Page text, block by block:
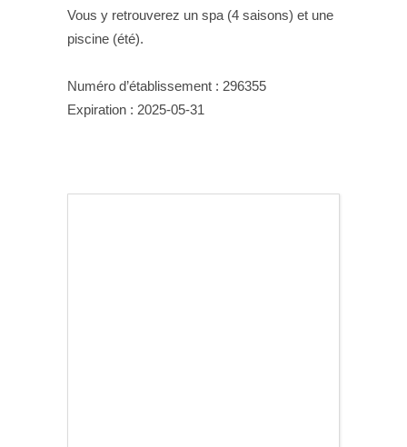
Vous y retrouverez un spa (4 saisons) et une
piscine (été).
Numéro d’établissement : 296355
Expiration : 2025-05-31